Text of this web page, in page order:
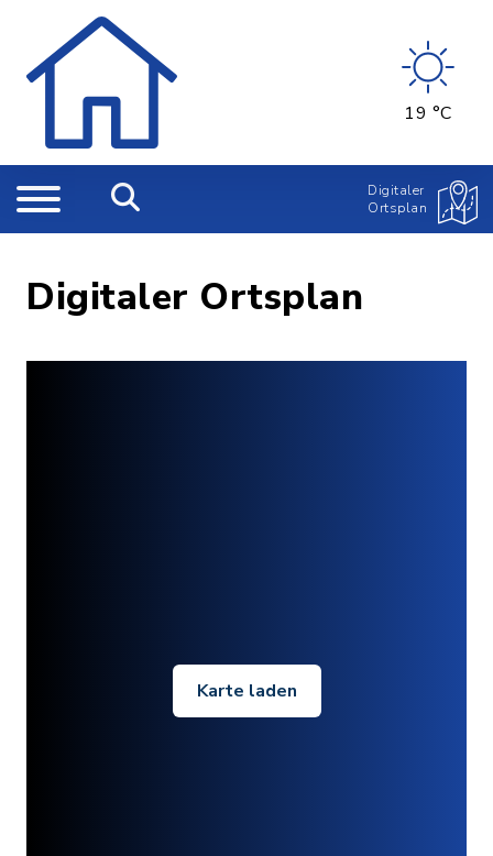
19 °C
Digitaler
Ortsplan
Digitaler Ortsplan
Karte laden